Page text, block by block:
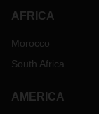
AFRICA
Morocco
South Africa
AMERICA